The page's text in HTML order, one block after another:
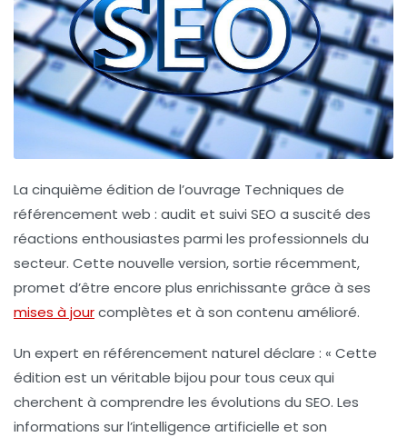
La cinquième édition de l’ouvrage Techniques de
référencement web : audit et suivi SEO a suscité des
réactions enthousiastes parmi les professionnels du
secteur. Cette nouvelle version, sortie récemment,
promet d’être encore plus enrichissante grâce à ses
mises à jourcomplètes et à son contenu amélioré.
Un expert en référencement naturel déclare : « Cette
édition est un véritable bijou pour tous ceux qui
cherchent à comprendre les évolutions du SEO. Les
informations sur l’intelligence artificielle et son